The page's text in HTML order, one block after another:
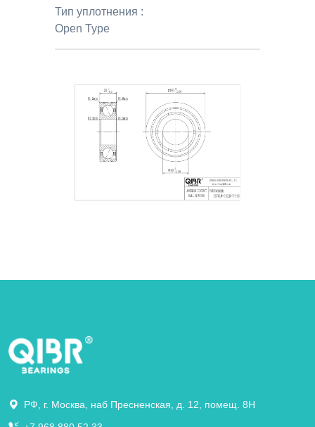
Тип уплотнения :
Open Type
РФ, г. Москва, наб Пресненская, д. 12, помещ. 8Н